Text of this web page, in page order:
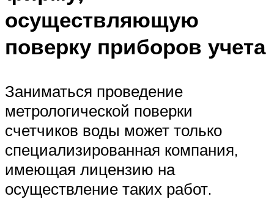
осуществляющую
поверку приборов учета
Заниматься проведение
метрологической поверки
счетчиков воды может только
специализированная компания,
имеющая лицензию на
осуществление таких работ.